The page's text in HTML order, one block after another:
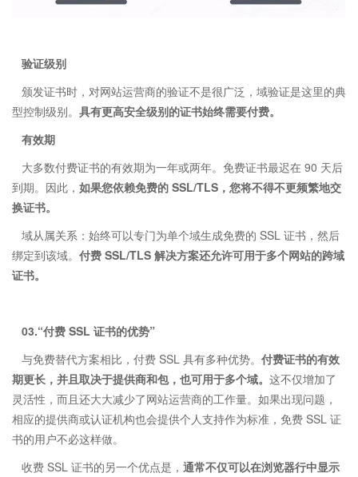
验证级别
颁发证书时，对网站运营商的验证不是很广泛，域验证是这里的典
型控制级别。 具有更高安全级别的证书始终需要付费。
有效期
大多数付费证书的有效期为一年或两年。免费证书最迟在 90 天后
到期。因此， 如果您依赖免费的 SSL/TLS，您将不得不更频繁地交
换证书。
域从属关系：始终可以专门为单个域生成免费的 SSL 证书，然后
绑定到该域。 付费 SSL/TLS 解决方案还允许可用于多个网站的跨域
证书。
03.“付费 SSL 证书的优势”
与免费替代方案相比，付费 SSL 具有多种优势。 付费证书的有效
期更长，并且取决于提供商和包，也可用于多个域。 这不仅增加了
灵活性，而且还大大减少了网站运营商的工作量。如果出现问题，
相应的提供商或认证机构也会提供个人支持作为标准，免费 SSL 证
书的用户不必这样做。
收费 SSL 证书的另一个优点是， 通常不仅可以在浏览器行中显示